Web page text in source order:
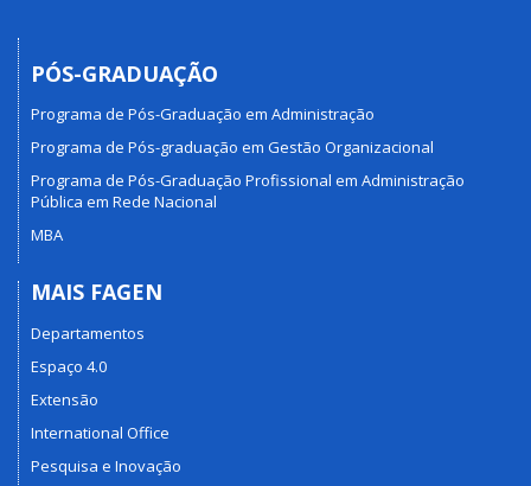
PÓS-GRADUAÇÃO
Programa de Pós-Graduação em Administração
Programa de Pós-graduação em Gestão Organizacional
Programa de Pós-Graduação Profissional em Administração
Pública em Rede Nacional
MBA
MAIS FAGEN
Departamentos
Espaço 4.0
Extensão
International Office
Pesquisa e Inovação